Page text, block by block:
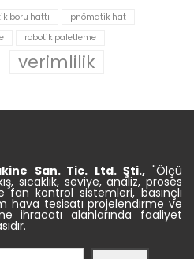
boru hattı
pnömatik hat
robotik paletleme
verimlilik
San. Tic. Ltd. Şti., "Ölçü
sıcaklık, seviye, analiz, proses
kontrol sistemleri, basınçlı
hava tesisatı projelendirme ve
ihracatı alanlarında faaliyet